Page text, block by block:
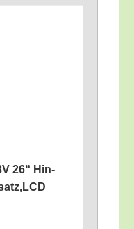
26“ Hin­